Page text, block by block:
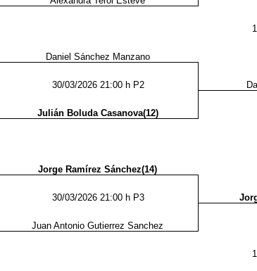
Daniel Sánchez Manzano
30/03/2026 21:00 h P2
Julián Boluda Casanova(12)
Jorge Ramírez Sánchez(14)
30/03/2026 21:00 h P3
Juan Antonio Gutierrez Sanchez